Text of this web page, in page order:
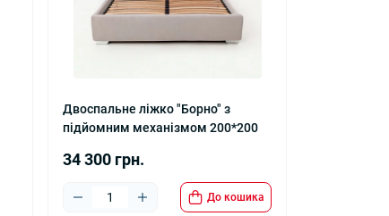
Двоспальне ліжко "Борно" з
підйомним механізмом 200*200
34 300 грн.
До кошика